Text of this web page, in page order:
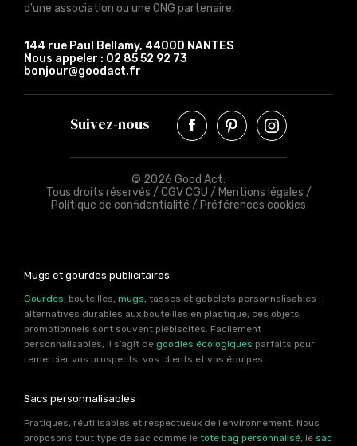
d'une association ou une ONG partenaire.
144 rue Paul Bellamy, 44000 NANTES
Nous appeler : 02 85 52 92 73
bonjour@goodact.fr
Suivez-nous
© 2026 Good Act.
Tous droits réservés / CGV CGU / Mentions légales /
Politique de confidentialité / Préférences cookies
Mugs et gourdes publicitaires
Gourdes, bouteilles, mugs, tasses et gobelets personnalisables :
alternatives durables aux bouteilles en plastique, ces objets
promotionnels sont souvent plébiscités. Facilement
personnalisables, il s’agit de goodies écologiques parfaits pour
remercier vos prospects, vos clients et vos équipes.
Sacs personnalisables
Pratiques, réutilisables et respectueux de l’environnement. Nous
proposons tout type de sac comme le tote bag personnalisé , le sac